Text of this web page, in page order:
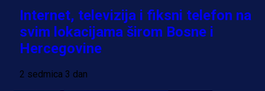
Internet, televizija i fiksni telefon na
svim lokacijama širom Bosne i
Hercegovine
2 sedmica 3 dan